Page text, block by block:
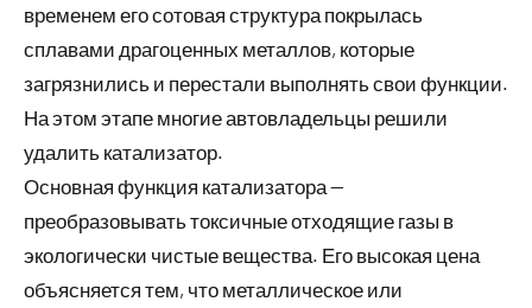
временем его сотовая структура покрылась
сплавами драгоценных металлов, которые
загрязнились и перестали выполнять свои функции.
На этом этапе многие автовладельцы решили
удалить катализатор.
Основная функция катализатора —
преобразовывать токсичные отходящие газы в
экологически чистые вещества. Его высокая цена
объясняется тем, что металлическое или